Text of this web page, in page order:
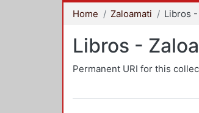
Home Zaloamati Libros
Libros -
Permanent URI for this